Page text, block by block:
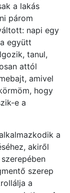
a lakás
párom
napi egy
együtt
tanul,
attól
amivel
hogy
e a
a
akiről
szerep
a